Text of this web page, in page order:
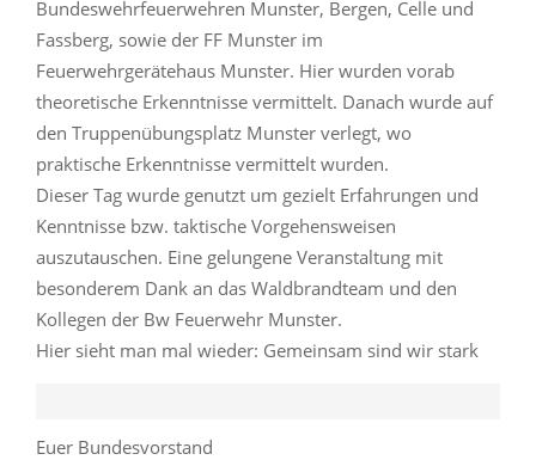
Bundeswehrfeuerwehren Munster, Bergen, Celle und
Fassberg, sowie der FF Munster im
Feuerwehrgerätehaus Munster. Hier wurden vorab
theoretische Erkenntnisse vermittelt. Danach wurde auf
den Truppenübungsplatz Munster verlegt, wo
praktische Erkenntnisse vermittelt wurden.
Dieser Tag wurde genutzt um gezielt Erfahrungen und
Kenntnisse bzw. taktische Vorgehensweisen
auszutauschen. Eine gelungene Veranstaltung mit
besonderem Dank an das Waldbrandteam und den
Kollegen der Bw Feuerwehr Munster.
Hier sieht man mal wieder: Gemeinsam sind wir stark
Euer Bundesvorstand